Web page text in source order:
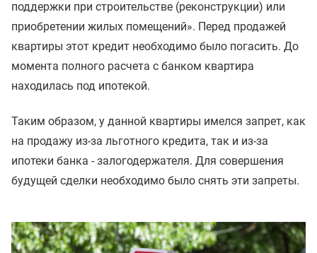
поддержки при строительстве (реконструкции) или
приобретении жилых помещений». Перед продажей
квартиры этот кредит необходимо было погасить. До
момента полного расчета с банком квартира
находилась под ипотекой.
Таким образом, у данной квартиры имелся запрет, как
на продажу из-за льготного кредита, так и из-за
ипотеки банка - залогодержателя. Для совершения
будущей сделки необходимо было снять эти запреты.